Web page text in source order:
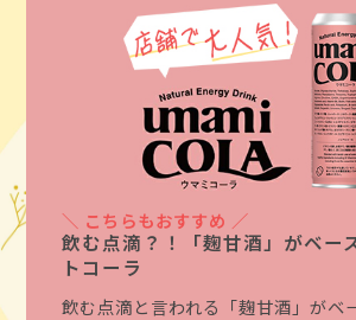
＼ こちらもおすすめ ／
飲む点滴？！「麹甘酒」がベー
トコーラ
飲む点滴と言われる「麹甘酒」がベ